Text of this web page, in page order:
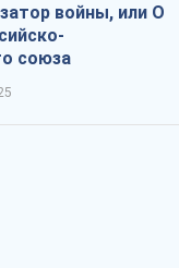
войны, или О
союза